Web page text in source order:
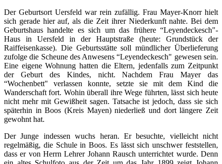
Der Geburtsort Uersfeld war rein zufällig. Frau Mayer-Knorr hielt
sich gerade hier auf, als die Zeit ihrer Niederkunft nahte. Bei dem
Geburtshaus handelte es sich um das frühere “Leyendeckesch"-
Haus in Uersfeld in der Hauptstraße (heute: Grundstück der
Raiffeisenkasse). Die Geburtsstätte soll mündlicher Überlieferung
zufolge die Scheune des Anwesens “Leyendeckesch" gewesen sein.
Eine eigene Wohnung hatten die Eltern, jedenfalls zum Zeitpunkt
der Geburt des Kindes, nicht. Nachdem Frau Mayer das
“Wochenbett" verlassen konnte, setzte sie mit dem Kind die
Wanderschaft fort. Wohin überall ihre Wege führten, lässt sich heute
nicht mehr mit Gewißheit sagen. Tatsache ist jedoch, dass sie sich
späterhin in Boos (Kreis Mayen) niederließ und dort längere Zeit
gewohnt hat.
Der Junge indessen wuchs heran. Er besuchte, vielleicht nicht
regelmäßig, die Schule in Boos. Es lässt sich unschwer feststellen,
dass er von Herrn Lehrer Johann Rausch unterrichtet wurde. Denn